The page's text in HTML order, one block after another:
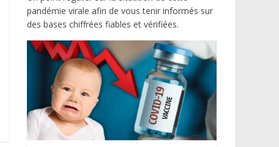
pandémie virale afin de vous tenir informés sur
des bases chiffrées fiables et vérifiées.